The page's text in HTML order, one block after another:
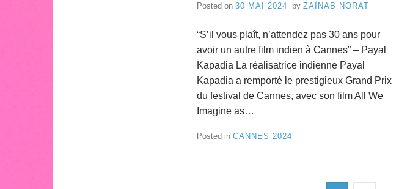
Posted on 30 MAI 2024 by ZAÏNAB NORAT
“S’il vous plaît, n’attendez pas 30 ans pour
avoir un autre film indien à Cannes” – Payal
Kapadia La réalisatrice indienne Payal
Kapadia a remporté le prestigieux Grand Prix
du festival de Cannes, avec son film All We
Imagine as…
Posted in CANNES 2024